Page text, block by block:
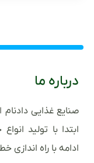
درباره ما
ابتدا با تولید
ادامه با راه